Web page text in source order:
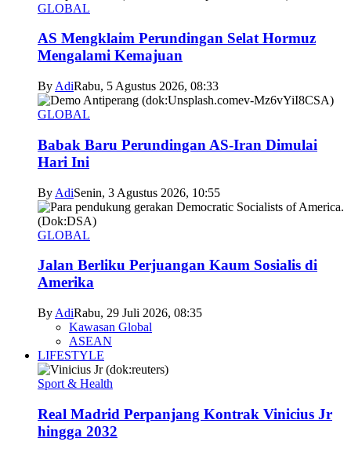
GLOBAL
AS Mengklaim Perundingan Selat Hormuz
Mengalami Kemajuan
By AdiRabu, 5 Agustus 2026, 08:33
GLOBAL
Babak Baru Perundingan AS-Iran Dimulai
Hari Ini
By AdiSenin, 3 Agustus 2026, 10:55
GLOBAL
Jalan Berliku Perjuangan Kaum Sosialis di
Amerika
By AdiRabu, 29 Juli 2026, 08:35
Kawasan Global
ASEAN
LIFESTYLE
Sport & Health
Real Madrid Perpanjang Kontrak Vinicius Jr
hingga 2032